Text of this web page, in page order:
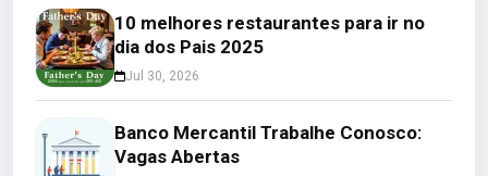
10 melhores restaurantes para ir no
dia dos Pais 2025
Jul 30, 2026
Banco Mercantil Trabalhe Conosco:
Vagas Abertas